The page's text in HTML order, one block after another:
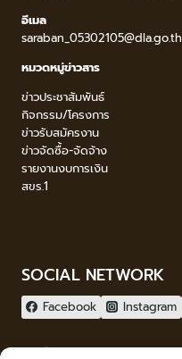
อีเมล
saraban_05302105@dla.go.th
หมวดหมู่ข่าวสาร
ข่าวประชาสัมพันธ์
กิจกรรม/โครงการ
ข่าวรับสมัครงาน
ข่าวจัดซื้อ-จัดจ้าง
รายงานงบการเงิน
สขร.1
SOCIAL NETWORK
Facebook Instagram